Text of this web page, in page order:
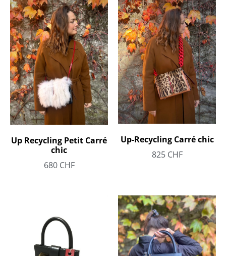
Up Recycling Petit Carré
chic
680 CHF
Up-Recycling Carré chic
825 CHF